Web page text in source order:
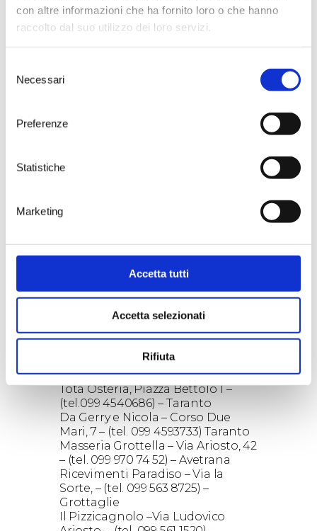
con altre informazioni che ha fornito loro o che hanno
raccolto dal suo utilizzo dei loro servizi.
delNecessari
Preferenze
Statistiche
Marketing
Accetta tutti
Accetta selezionati
Rifiuta
ADERENTI
Provincia di Brindisi:
Revel, 29 (tel. 0831 562870) Brindisi
Ostuni
La Locanda Di Nonna Mena – via
Azienda Agrituristica Il Frantoio –
Tenuta Moreno – Contrada
Moreno- uscita Latiano Est –(tel.
Osteria Del Vicoletto, Vico Quercia
1 – ( tel. 0831 172 0678) Mesagne
Provincia di Bari
Ristorante Terra Terra – via Cairoli
86 (tel. 080 9147339) Bari
Provincia di Taranto:
Totà Osteria, Piazza Bettolo 1 –
(tel.099 4540686) – Taranto
Da Gerry e Nicola – Corso Due
Mari, 7 – (tel. 099 4593733) Taranto
Masseria Grottella – Via Ariosto, 42
– (tel. 099 970 74 52) – Avetrana
Ricevimenti Paradiso – Via la
Sorte, – (tel. 099 563 8725) –
Grottaglie
Il Pizzicagnolo –Via Ludovico